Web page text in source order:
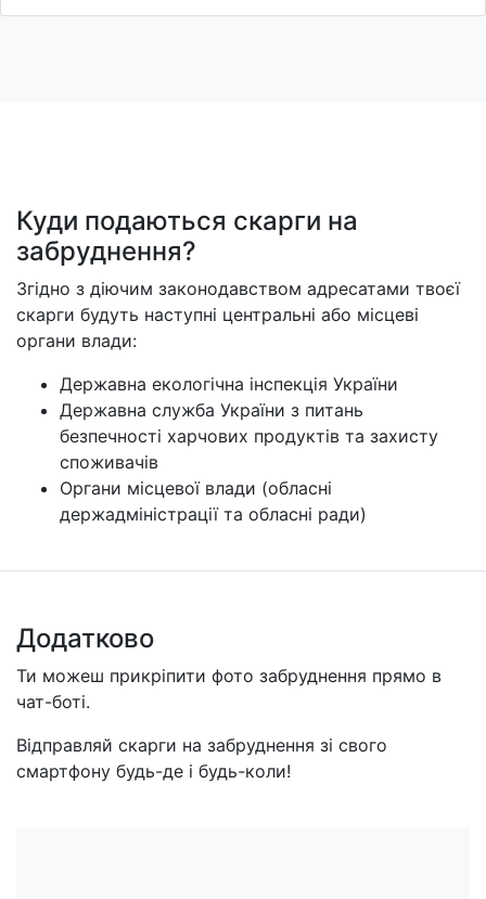
Куди подаються скарги на
забруднення?
Згідно з діючим законодавством адресатами твоєї
скарги будуть наступні центральні або місцеві
органи влади:
Державна екологічна інспекція України
Державна служба України з питань
безпечності харчових продуктів та захисту
споживачів
Органи місцевої влади (обласні
держадміністрації та обласні ради)
Додатково
Ти можеш прикріпити фото забруднення прямо в
чат-боті.
Відправляй скарги на забруднення зі свого
смартфону будь-де і будь-коли!